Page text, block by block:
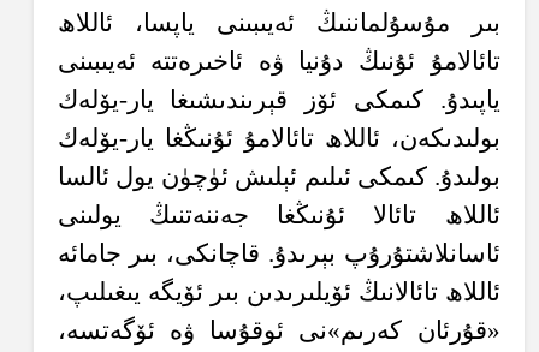
بىر مۇسۇلماننىڭ ئەيىبىنى ياپسا، ئاللاھ
تائالامۇ ئۇنىڭ دۇنيا ۋە ئاخىرەتتە ئەيىبىنى
ياپىدۇ. كىمكى ئۆز قېرىندىشىغا يار-يۆلەك
بولىدىكەن، ئاللاھ تائالامۇ ئۇنىڭغا يار-يۆلەك
بولىدۇ. كىمكى ئىلىم ئېلىش ئۈچۈن يول ئالسا
ئاللاھ تائالا ئۇنىڭغا جەننەتنىڭ يولىنى
ئاسانلاشتۇرۇپ بېرىدۇ. قاچانكى، بىر جامائە
ئاللاھ تائالانىڭ ئۆيلىرىدىن بىر ئۆيگە يىغىلىپ،
«قۇرئان كەرىم»نى ئوقۇسا ۋە ئۆگەتسە،